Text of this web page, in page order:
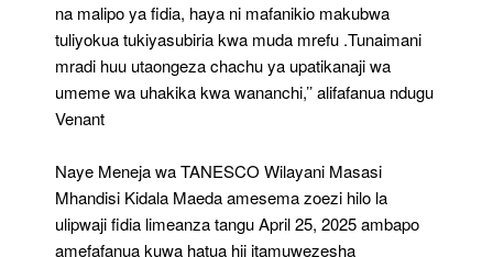
na malipo ya fidia, haya ni mafanikio makubwa
tuliyokua tukiyasubiria kwa muda mrefu .Tunaimani
mradi huu utaongeza chachu ya upatikanaji wa
umeme wa uhakika kwa wananchi,’’ alifafanua ndugu
Venant
Naye Meneja wa TANESCO Wilayani Masasi
Mhandisi Kidala Maeda amesema zoezi hilo la
ulipwaji fidia limeanza tangu April 25, 2025 ambapo
amefafanua kuwa hatua hii itamuwezesha